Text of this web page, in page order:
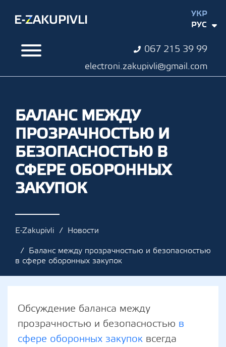
067 215 39 99
electroni.zakupivli@gmail.com
УКР
РУС
БАЛАНС МЕЖДУ
ПРОЗРАЧНОСТЬЮ И
БЕЗОПАСНОСТЬЮ В
СФЕРЕ ОБОРОННЫХ
ЗАКУПОК
E-Zakupivli
Новости
Баланс между прозрачностью и безопасностью
в сфере оборонных закупок
Обсуждение баланса между
прозрачностью и безопасностью в
сфере оборонных закупок всегда